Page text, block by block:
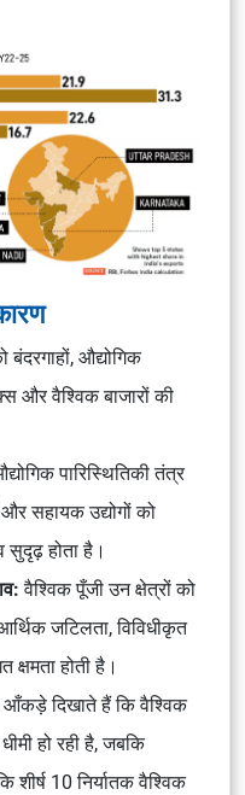
बंदरगाहों, औद्योगिक
और वैश्विक बाजारों की
पारिस्थितिकी तंत्र
सहायक उद्योगों को
सुदृढ़ होता है।
वैश्विक पूँजी उन क्षेत्रों को
जटिलता, विविधीकृत
क्षमता होती है।
दिखाते हैं कि वैश्विक
हो रही है, जबकि
10 निर्यातक वैश्विक